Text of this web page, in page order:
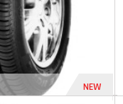
NEW